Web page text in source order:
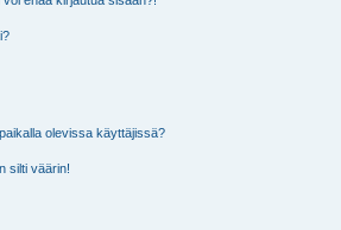
olevissa käyttäjissä?
silti väärin!